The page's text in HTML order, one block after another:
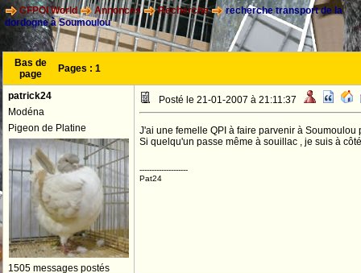
CFPOI World Annonces Recherche
recherche transport de la
dordogne à Soumoulou
Bas de
page
Pages : 1
patrick24
Modéna
Pigeon de Platine
1505 messages postés
Posté le 21-01-2007 à 21:11:37
J'ai une femelle QPI à faire parvenir à Soumoulou
Si quelqu'un passe même à souillac , je suis à
--------------------
Pat24